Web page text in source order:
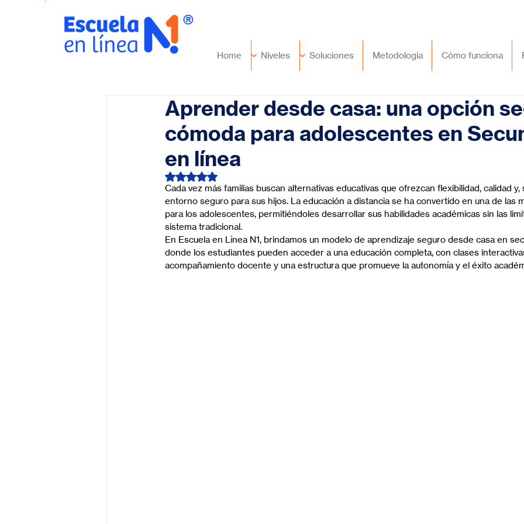
Home Niveles Soluciones Metodologia Cómo funciona
Aprender desde casa: una opción
cómoda para adolescentes en
en línea
Obtuvo NaN de 5 estrellas.
Cada vez más familias buscan alternativas educativas que ofrezcan flexibilidad, calidad
entorno seguro para sus hijos. La educación a distancia se ha convertido en una de las
para los adolescentes, permitiéndoles desarrollar sus habilidades académicas sin las
sistema tradicional.
En Escuela en Línea N1, brindamos un modelo de aprendizaje seguro desde casa en
donde los estudiantes pueden acceder a una educación completa, con clases
acompañamiento docente y una estructura que promueve la autonomía y el éxito